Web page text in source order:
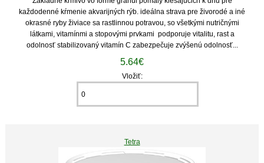
každodenné kŕmenie akvarijných rýb. ideálna strava pre živorodé a iné
okrasné ryby živiace sa rastlinnou potravou, so všetkými nutričnými
látkami, vitamínmi a stopovými prvkami podporuje vitalitu, rast a
odolnosť stabilizovaný vitamín C zabezpečuje zvýšenú odolnosť...
5.64€
Vložiť:
Tetra